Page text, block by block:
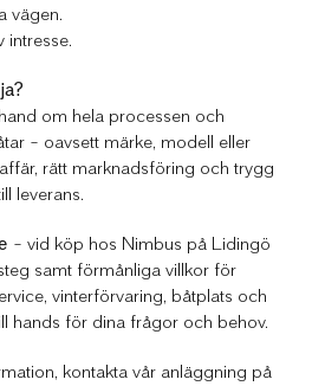
vägen.
intresse.
om hela processen och
– oavsett märke, modell eller
rätt marknadsföring och trygg
leverans.
– vid köp hos Nimbus på Lidingö
samt förmånliga villkor för
vinterförvaring, båtplats och
hands för dina frågor och behov.
kontakta vår anläggning på